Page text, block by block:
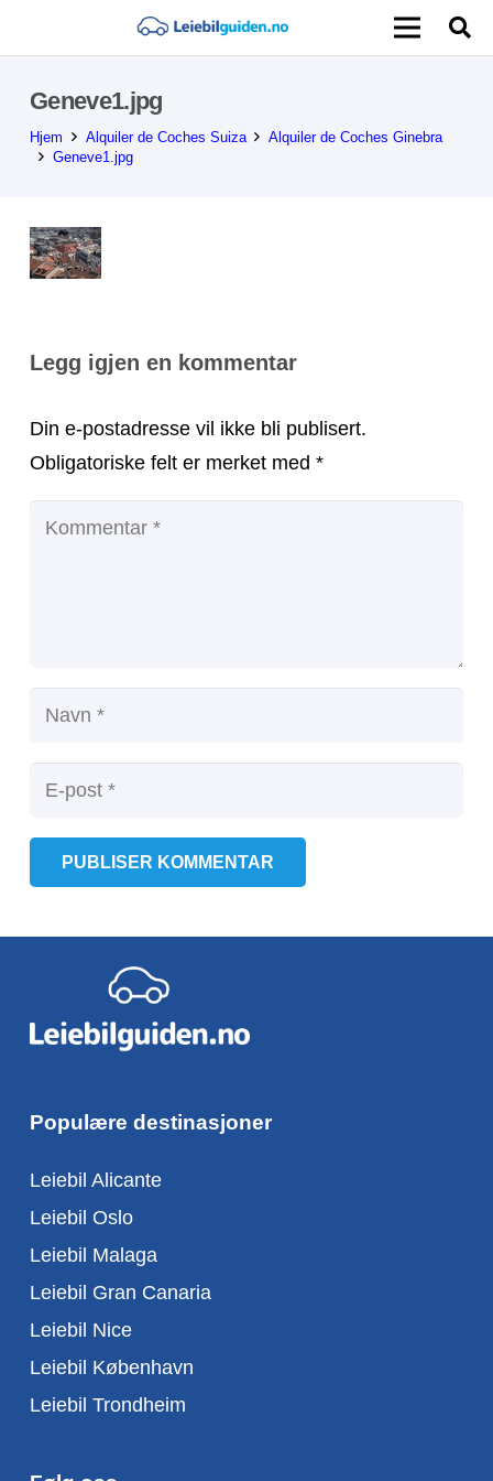
Geneve1.jpg
Hjem Alquiler de Coches Suiza
Alquiler de Coches Ginebra
Geneve1.jpg
Legg igjen en kommentar
Din e-postadresse vil ikke bli publisert.
Obligatoriske felt er merket med *
PUBLISER KOMMENTAR
Populære destinasjoner
Leiebil Alicante
Leiebil Oslo
Leiebil Malaga
Leiebil Gran Canaria
Leiebil Nice
Leiebil København
Leiebil Trondheim